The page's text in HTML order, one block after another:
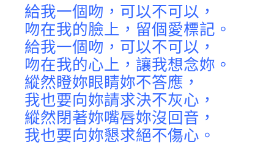
給我一個吻，可以不可以，
吻在我的臉上，留個愛標記。
給我一個吻，可以不可以，
吻在我的心上，讓我想念妳。
縱然瞪妳眼睛妳不答應，
我也要向妳請求決不灰心，
縱然閉著妳嘴唇妳沒回音，
我也要向妳懇求絕不傷心。